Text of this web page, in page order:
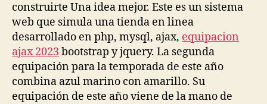
construirte Una idea mejor. Este es un sistema
web que simula una tienda en linea
desarrollado en php, mysql, ajax, equipacion
ajax 2023 bootstrap y jquery. La segunda
equipación para la temporada de este año
combina azul marino con amarillo. Su
equipación de este año viene de la mano de